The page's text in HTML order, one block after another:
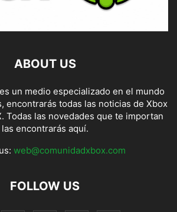
ABOUT US
un medio especializado en el mundo
encontrarás todas las noticias de Xbox
Todas las novedades que te importan
las encontrarás aquí.
web@comunidadxbox.com
FOLLOW US